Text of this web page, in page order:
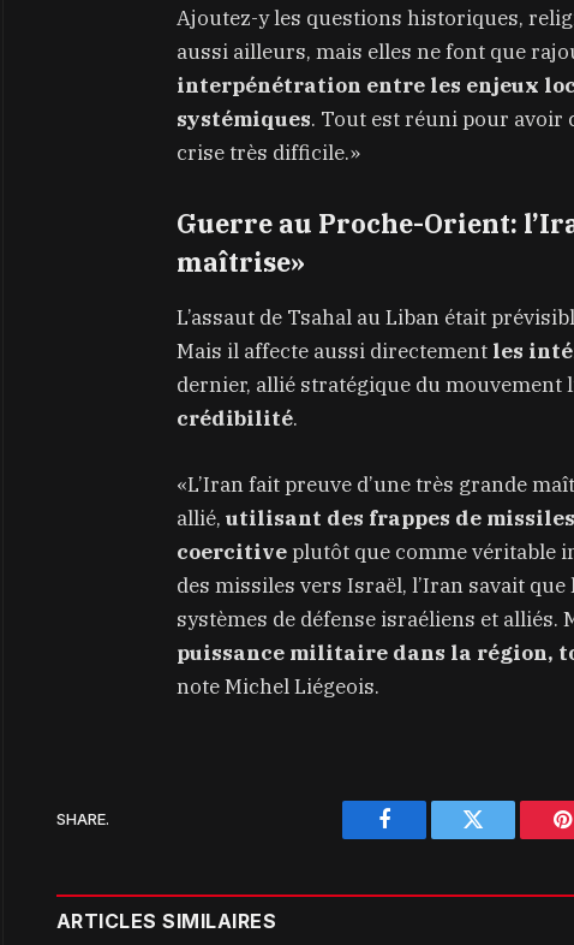
Ajoutez-y les questions historiques,
aussi ailleurs, mais elles ne font que
interpénétration entre les enjeux
systémiques. Tout est réuni pour avoir
crise très difficile.»
Guerre au Proche-Orient:
maîtrise»
L’assaut de Tsahal au Liban était
Mais il affecte aussi directement les
dernier, allié stratégique du mouvement
crédibilité.
«L’Iran fait preuve d’une très grande
allié, utilisant des frappes de
coercitiveplutôt que comme véritable
des missiles vers Israël, l’Iran savait
systèmes de défense israéliens et alliés.
puissance militaire dans la région,
note Michel Liégeois.
SHARE.
Facebook Twitter
ARTICLES SIMILAIRES